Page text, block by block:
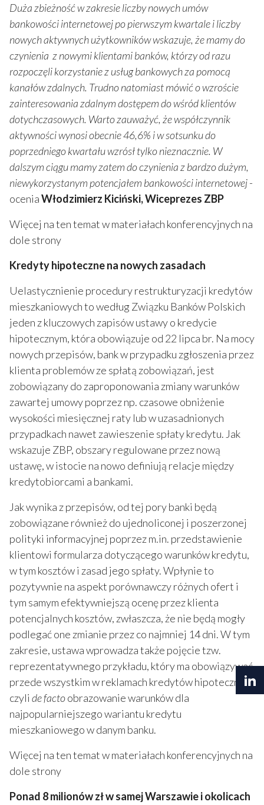
Duża zbieżność w zakresie liczby nowych umów
bankowości internetowej po pierwszym kwartale i liczby
nowych aktywnych użytkowników wskazuje, że mamy do
czynienia z nowymi klientami banków, którzy od razu
rozpoczęli korzystanie z usług bankowych za pomocą
kanałów zdalnych. Trudno natomiast mówić o wzroście
zainteresowania zdalnym dostępem do wśród klientów
dotychczasowych. Warto zauważyć, że współczynnik
aktywności wynosi obecnie 46,6% i w sotsunku do
poprzedniego kwartału wzrósł tylko nieznacznie. W
dalszym ciągu mamy zatem do czynienia z bardzo dużym,
niewykorzystanym potencjałem bankowości internetowej-
oceniaWłodzimierz Kiciński, Wiceprezes ZBP
Więcej na ten temat w materiałach konferencyjnych na
dole strony
Kredyty hipoteczne na nowych zasadach
Uelastycznienie procedury restrukturyzacji kredytów
mieszkaniowych to według Związku Banków Polskich
jeden z kluczowych zapisów ustawy o kredycie
hipotecznym, która obowiązuje od 22 lipca br. Na mocy
nowych przepisów, bank w przypadku zgłoszenia przez
klienta problemów ze spłatą zobowiązań, jest
zobowiązany do zaproponowania zmiany warunków
zawartej umowy poprzez np. czasowe obniżenie
wysokości miesięcznej raty lub w uzasadnionych
przypadkach nawet zawieszenie spłaty kredytu. Jak
wskazuje ZBP, obszary regulowane przez nową
ustawę, w istocie na nowo definiują relacje między
kredytobiorcami a bankami.
Jak wynika z przepisów, od tej pory banki będą
zobowiązane również do ujednoliconej i poszerzonej
polityki informacyjnej poprzez m.in. przedstawienie
klientowi formularza dotyczącego warunków kredytu,
w tym kosztów i zasad jego spłaty. Wpłynie to
pozytywnie na aspekt porównawczy różnych ofert i
tym samym efektywniejszą ocenę przez klienta
potencjalnych kosztów, zwłaszcza, że nie będą mogły
podlegać one zmianie przez co najmniej 14 dni. W tym
zakresie, ustawa wprowadza także pojęcie tzw.
reprezentatywnego przykładu, który ma obowiązywać
przede wszystkim w reklamach kredytów hipotecznych
czyli de factoobrazowanie warunków dla
najpopularniejszego wariantu kredytu
mieszkaniowego w danym banku.
Więcej na ten temat w materiałach konferencyjnych na
dole strony
Ponad 8 milionów zł w samej Warszawie i okolicach